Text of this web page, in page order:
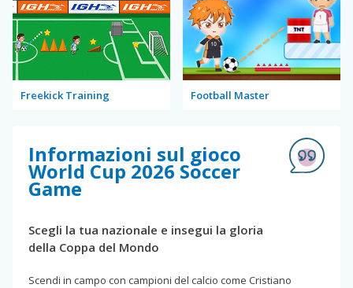
Freekick Training Football Master
Informazioni sul gioco
World Cup 2026 Soccer
Game
Scegli la tua nazionale e insegui la gloria
della Coppa del Mondo
Scendi in campo con campioni del calcio come Cristiano